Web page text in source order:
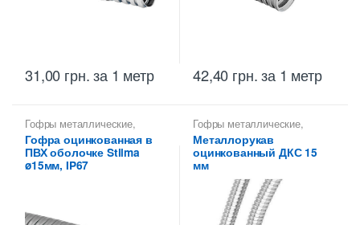
31,00 грн. за 1 метр 42,40 грн. за 1 метр
Гофры металлические,
Металлорукава 15 мм ,
Металлорукава для защиты
кабеля,Металлорукава
оцинкованные
Гофра оцинкованная в
ПВХ оболочке Stilma
ø15мм, IP67
Гофры металлические,
Металлорукава 15 мм ,
Металлорукава
оцинкованные
Металлорукав
оцинкованный ДКС 15
мм